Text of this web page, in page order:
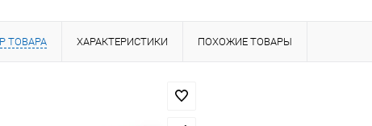
ТОВАРА ХАРАКТЕРИСТИКИ ПОХОЖИЕ ТОВАРЫ